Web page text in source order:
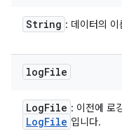
String : 데이터의 이
logFile
LogFile : 이전에 로
LogFile 입니다.